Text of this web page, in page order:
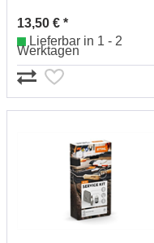
13,50 € *
Lieferbar in 1 - 2
Werktagen